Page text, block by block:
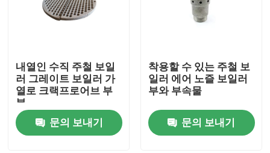
공장 여행
품질 관리
연락주세요
인용문을 요구하세요
내열인 수직 주철 보일
러 그레이트 보일러 가
열로 크랙프로어브 부
분
문의 보내기
착용할 수 있는 주철 보
일러 에어 노즐 보일러
부와 부속물
문의 보내기